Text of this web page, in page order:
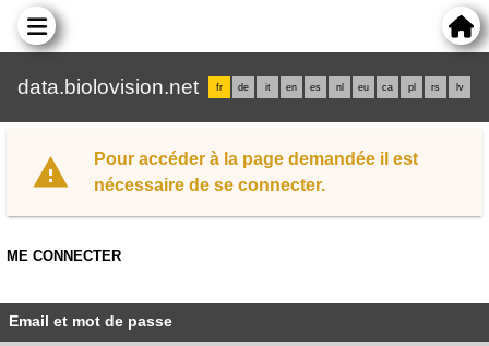
data.biolovision.net fr de it en es nl eu ca pl rs lv
Pour accéder à la page demandée il est
nécessaire de se connecter.
ME CONNECTER
Email et mot de passe